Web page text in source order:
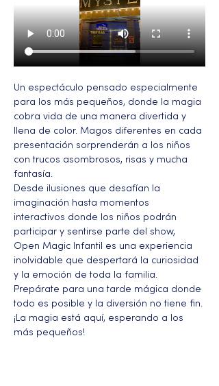
Un espectáculo pensado especialmente
para los más pequeños, donde la magia
cobra vida de una manera divertida y
llena de color. Magos diferentes en cada
presentación sorprenderán a los niños
con trucos asombrosos, risas y mucha
fantasía.
Desde ilusiones que desafían la
imaginación hasta momentos
interactivos donde los niños podrán
participar y sentirse parte del show,
Open Magic Infantil es una experiencia
inolvidable que despertará la curiosidad
y la emoción de toda la familia.
Prepárate para una tarde mágica donde
todo es posible y la diversión no tiene fin.
¡La magia está aquí, esperando a los
más pequeños!